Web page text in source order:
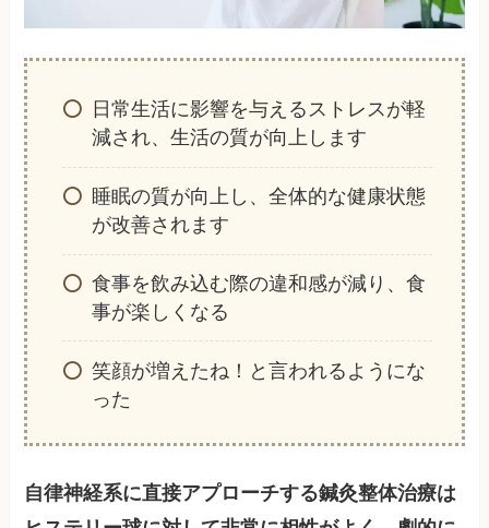
日常生活に影響を与えるストレスが軽
減され、生活の質が向上します
睡眠の質が向上し、全体的な健康状態
が改善されます
食事を飲み込む際の違和感が減り、食
事が楽しくなる
笑顔が増えたね！と言われるようにな
った
自律神経系に直接アプローチする鍼灸整体治療は